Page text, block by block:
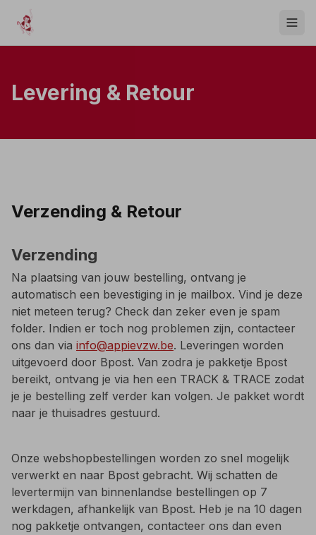
Levering & Retour
Verzending & Retour
Verzending
Na plaatsing van jouw bestelling, ontvang je
automatisch een bevestiging in je mailbox. Vind je deze
niet meteen terug? Check dan zeker even je spam
folder. Indien er toch nog problemen zijn, contacteer
ons dan via info@appievzw.be. Leveringen worden
uitgevoerd door Bpost. Van zodra je pakketje Bpost
bereikt, ontvang je via hen een TRACK & TRACE zodat
je je bestelling zelf verder kan volgen. Je pakket wordt
naar je thuisadres gestuurd.
Onze webshopbestellingen worden zo snel mogelijk
verwerkt en naar Bpost gebracht. Wij schatten de
levertermijn van binnenlandse bestellingen op 7
werkdagen, afhankelijk van Bpost. Heb je na 10 dagen
nog pakketje ontvangen, contacteer ons dan even